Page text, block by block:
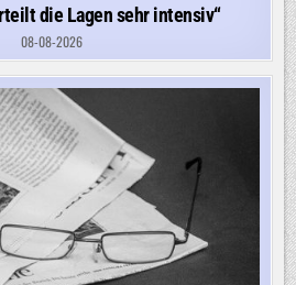
die Lagen sehr intensiv“
08-08-2026